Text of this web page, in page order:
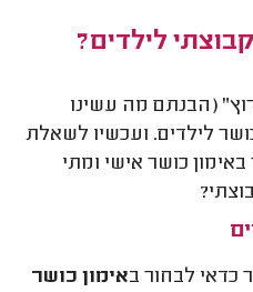
לילדים?
(הבנתם מה עשינו
לילדים. ועכשיו לשאלת
כושר אישי ומתי
כדאי לבחור באימון כושר